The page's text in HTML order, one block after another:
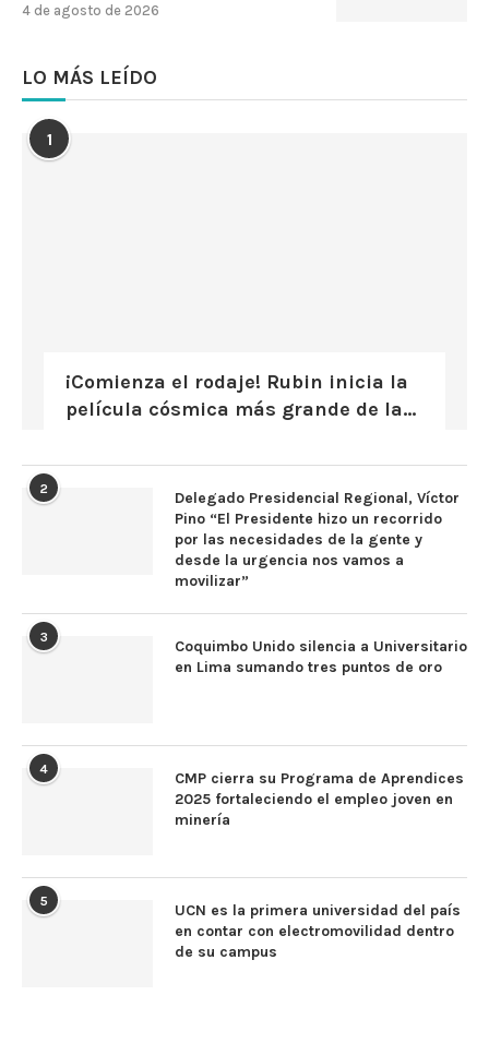
4 de agosto de 2026
LO MÁS LEÍDO
1
¡Comienza el rodaje! Rubin inicia la
película cósmica más grande de la...
2
Delegado Presidencial Regional, Víctor
Pino “El Presidente hizo un recorrido
por las necesidades de la gente y
desde la urgencia nos vamos a
movilizar”
3
Coquimbo Unido silencia a Universitario
en Lima sumando tres puntos de oro
4
CMP cierra su Programa de Aprendices
2025 fortaleciendo el empleo joven en
minería
5
UCN es la primera universidad del país
en contar con electromovilidad dentro
de su campus